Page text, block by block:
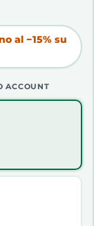
al −15% su
ACCOUNT